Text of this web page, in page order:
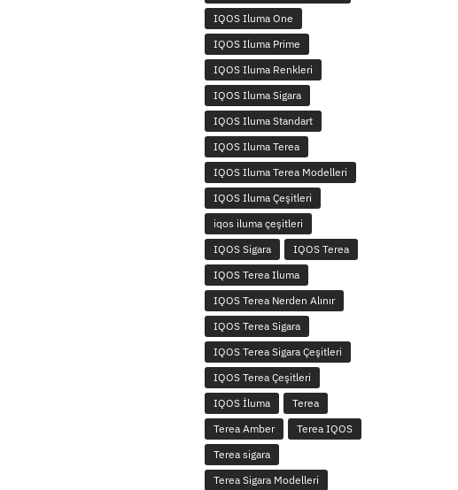
IQOS Iluma One
IQOS Iluma Prime
IQOS Iluma Renkleri
IQOS Iluma Sigara
IQOS Iluma Standart
IQOS Iluma Terea
IQOS Iluma Terea Modelleri
IQOS Iluma Çeşitleri
iqos iluma çeşitleri
IQOS Sigara
IQOS Terea
IQOS Terea Iluma
IQOS Terea Nerden Alınır
IQOS Terea Sigara
IQOS Terea Sigara Çeşitleri
IQOS Terea Çeşitleri
IQOS İluma
Terea
Terea Amber
Terea IQOS
Terea sigara
Terea Sigara Modelleri